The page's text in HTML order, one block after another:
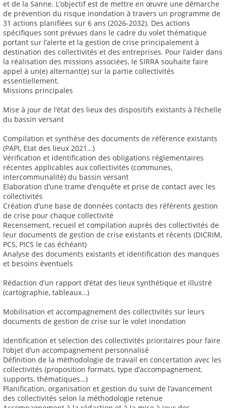
et de la Sanne. L’objectif est de mettre en œuvre une démarche
de prévention du risque inondation à travers un programme de
31 actions planifiées sur 6 ans (2026-2032). Des actions
spécifiques sont prévues dans le cadre du volet thématique
portant sur l’alerte et la gestion de crise principalement à
destination des collectivités et des entreprises. Pour l’aider dans
la réalisation des missions associées, le SIRRA souhaite faire
appel à un(e) alternant(e) sur la partie collectivités
essentiellement.
Missions principales
Mise à jour de l’état des lieux des dispositifs existants à l’échelle
du bassin versant
Compilation et synthèse des documents de référence existants
(PAPI, Etat des lieux 2021…)
Vérification et identification des obligations réglementaires
récentes applicables aux collectivités (communes,
intercommunalité) du bassin versant
Elaboration d’une trame d’enquête et prise de contact avec les
collectivités
Création d’une base de données contacts des référents gestion
de crise pour chaque collectivité
Recensement, recueil et compilation auprès des collectivités de
leur documents de gestion de crise existants et récents (DICRIM,
PCS, PICS le cas échéant)
Analyse des documents existants et identification des manques
et besoins éventuels
Rédaction d’un rapport d’état des lieux synthétique et illustré
(cartographie, tableaux…)
Mobilisation et accompagnement des collectivités sur leurs
documents de gestion de crise sur le volet inondation
Identification et sélection des collectivités prioritaires pour faire
l’objet d’un accompagnement personnalisé
Définition de la méthodologie de travail en concertation avec les
collectivités (proposition formats, type d’accompagnement,
supports, thématiques…)
Planification, organisation et gestion du suivi de l’avancement
des collectivités selon la méthodologie retenue